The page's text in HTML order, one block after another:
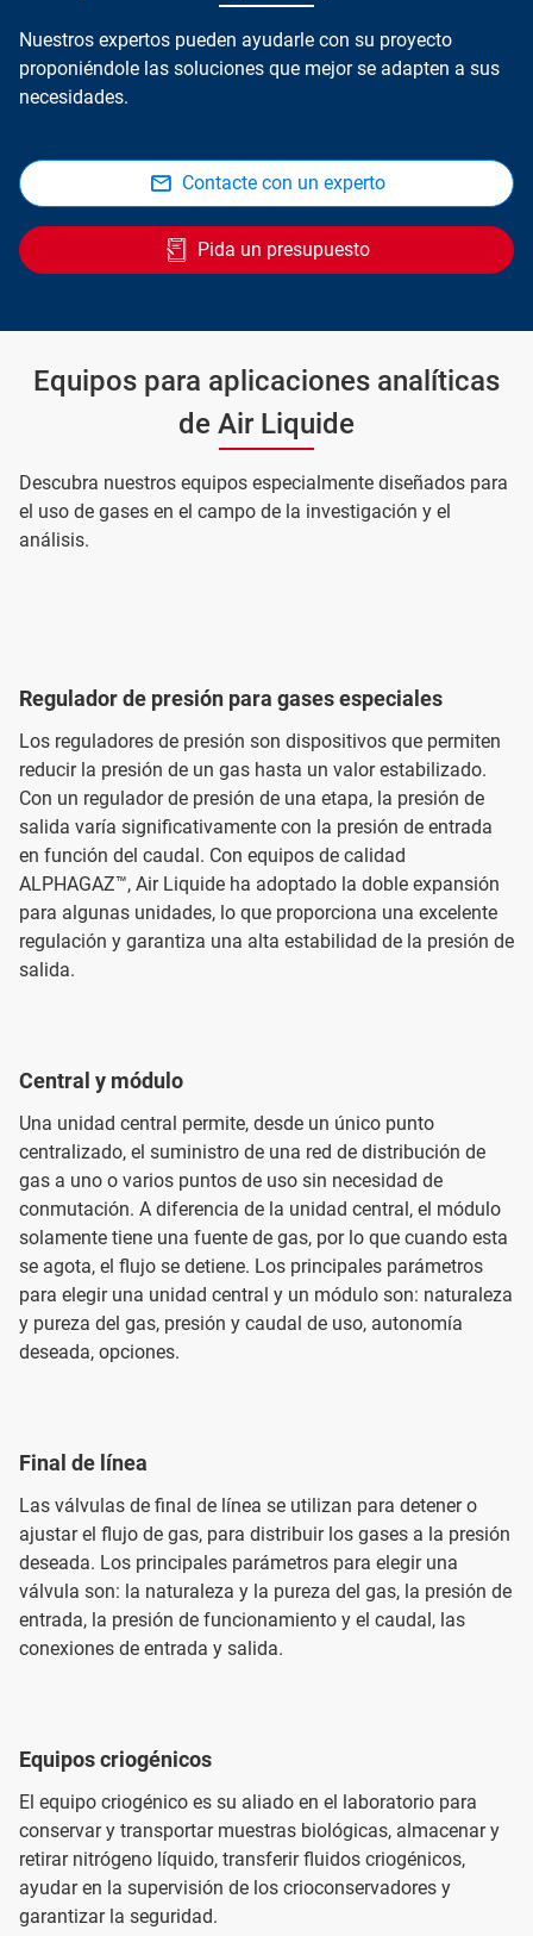
Nuestros expertos pueden ayudarle con su proyecto
proponiéndole las soluciones que mejor se adapten a sus
necesidades.
Contacte con un experto
Pida un presupuesto
Equipos para aplicaciones analíticas
de Air Liquide
Descubra nuestros equipos especialmente diseñados para
el uso de gases en el campo de la investigación y el
análisis.
Regulador de presión para gases especiales
Los reguladores de presión son dispositivos que permiten
reducir la presión de un gas hasta un valor estabilizado.
Con un regulador de presión de una etapa, la presión de
salida varía significativamente con la presión de entrada
en función del caudal. Con equipos de calidad
ALPHAGAZ™, Air Liquide ha adoptado la doble expansión
para algunas unidades, lo que proporciona una excelente
regulación y garantiza una alta estabilidad de la presión de
salida.
Central y módulo
Una unidad central permite, desde un único punto
centralizado, el suministro de una red de distribución de
gas a uno o varios puntos de uso sin necesidad de
conmutación. A diferencia de la unidad central, el módulo
solamente tiene una fuente de gas, por lo que cuando esta
se agota, el flujo se detiene. Los principales parámetros
para elegir una unidad central y un módulo son: naturaleza
y pureza del gas, presión y caudal de uso, autonomía
deseada, opciones.
Final de línea
Las válvulas de final de línea se utilizan para detener o
ajustar el flujo de gas, para distribuir los gases a la presión
deseada. Los principales parámetros para elegir una
válvula son: la naturaleza y la pureza del gas, la presión de
entrada, la presión de funcionamiento y el caudal, las
conexiones de entrada y salida.
Equipos criogénicos
El equipo criogénico es su aliado en el laboratorio para
conservar y transportar muestras biológicas, almacenar y
retirar nitrógeno líquido, transferir fluidos criogénicos,
ayudar en la supervisión de los crioconservadores y
garantizar la seguridad.